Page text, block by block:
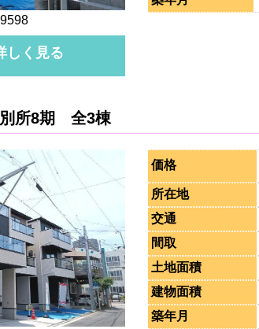
しく見る
所8期 全3棟
価格
所在地
交通
間取
土地面積
建物面積
築年月